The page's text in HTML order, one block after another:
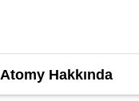
Atomy Hakkında